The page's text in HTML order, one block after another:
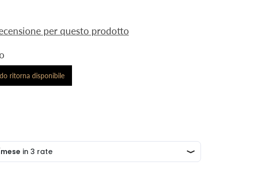
per questo prodotto